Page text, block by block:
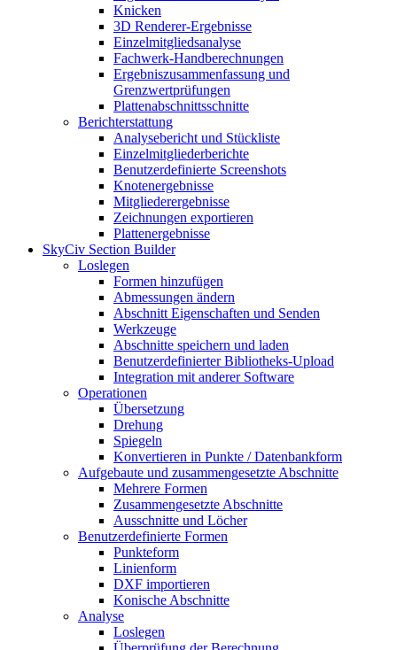
Knicken
3D Renderer-Ergebnisse
Einzelmitgliedsanalyse
Fachwerk-Handberechnungen
Ergebniszusammenfassung und
Grenzwertprüfungen
Plattenabschnittsschnitte
Berichterstattung
Analysebericht und Stückliste
Einzelmitgliederberichte
Benutzerdefinierte Screenshots
Knotenergebnisse
Mitgliederergebnisse
Zeichnungen exportieren
Plattenergebnisse
SkyCiv Section Builder
Loslegen
Formen hinzufügen
Abmessungen ändern
Abschnitt Eigenschaften und Senden
Werkzeuge
Abschnitte speichern und laden
Benutzerdefinierter Bibliotheks-Upload
Integration mit anderer Software
Operationen
Übersetzung
Drehung
Spiegeln
Konvertieren in Punkte / Datenbankform
Aufgebaute und zusammengesetzte Abschnitte
Mehrere Formen
Zusammengesetzte Abschnitte
Ausschnitte und Löcher
Benutzerdefinierte Formen
Punkteform
Linienform
DXF importieren
Konische Abschnitte
Analyse
Loslegen